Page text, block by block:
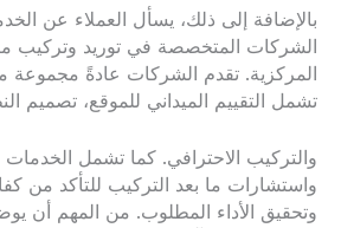
بالإضافة إلى ذلك، يسأل العملاء عن
الشركات المتخصصة في توريد وتركيب
المركزية. تقدم الشركات عادةً مجموعة
تشمل التقييم الميداني للموقع، تصميم
والتركيب الاحترافي. كما تشمل الخدمات
واستشارات ما بعد التركيب للتأكد من
وتحقيق الأداء المطلوب. من المهم أن